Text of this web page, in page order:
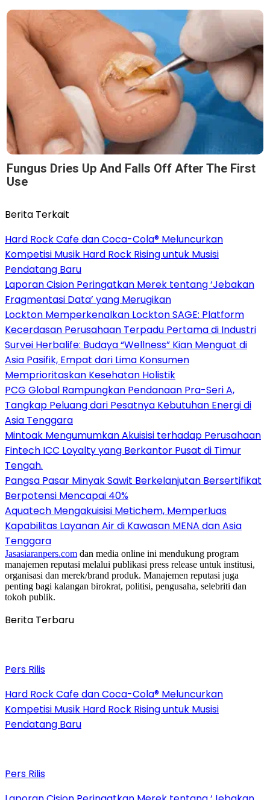
Fungus Dries Up And Falls Off After The First
Use
Berita Terkait
Hard Rock Cafe dan Coca-Cola® Meluncurkan
Kompetisi Musik Hard Rock Rising untuk Musisi
Pendatang Baru
Laporan Cision Peringatkan Merek tentang ‘Jebakan
Fragmentasi Data’ yang Merugikan
Lockton Memperkenalkan Lockton SAGE: Platform
Kecerdasan Perusahaan Terpadu Pertama di Industri
Survei Herbalife: Budaya “Wellness” Kian Menguat di
Asia Pasifik, Empat dari Lima Konsumen
Memprioritaskan Kesehatan Holistik
PCG Global Rampungkan Pendanaan Pra-Seri A,
Tangkap Peluang dari Pesatnya Kebutuhan Energi di
Asia Tenggara
Mintoak Mengumumkan Akuisisi terhadap Perusahaan
Fintech ICC Loyalty yang Berkantor Pusat di Timur
Tengah.
Pangsa Pasar Minyak Sawit Berkelanjutan Bersertifikat
Berpotensi Mencapai 40%
Aquatech Mengakuisisi Metichem, Memperluas
Kapabilitas Layanan Air di Kawasan MENA dan Asia
Tenggara
Jasasiaranpers.com dan media online ini mendukung program
manajemen reputasi melalui publikasi press release untuk institusi,
organisasi dan merek/brand produk. Manajemen reputasi juga
penting bagi kalangan birokrat, politisi, pengusaha, selebriti dan
tokoh publik.
Berita Terbaru
Pers Rilis
Hard Rock Cafe dan Coca-Cola® Meluncurkan
Kompetisi Musik Hard Rock Rising untuk Musisi
Pendatang Baru
Pers Rilis